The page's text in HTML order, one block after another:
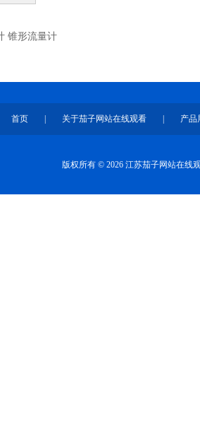
锥形流量计
首页 关于茄子网站在线观看 产品
版权所有 © 2026 江苏茄子网站在线